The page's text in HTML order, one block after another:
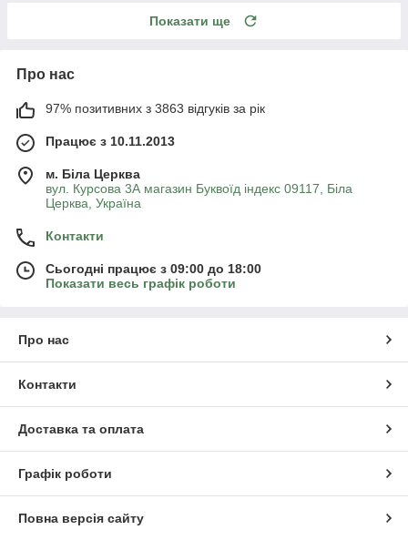
Показати ще
Про нас
97% позитивних з 3863 відгуків за рік
Працює з 10.11.2013
м. Біла Церква
вул. Курсова 3А магазин Буквоїд індекс 09117, Біла
Церква, Україна
Контакти
Сьогодні працює з 09:00 до 18:00
Показати весь графік роботи
Про нас
Контакти
Доставка та оплата
Графік роботи
Повна версія сайту